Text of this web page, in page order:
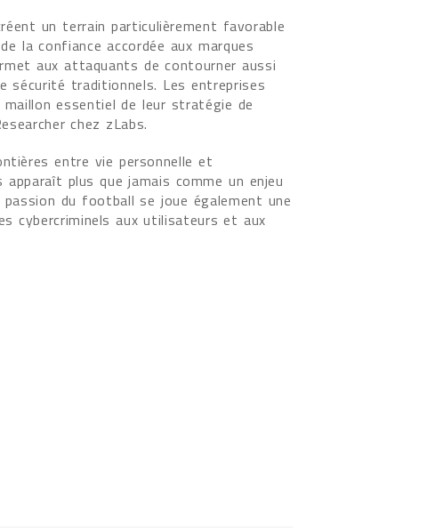
un terrain particulièrement favorable
la confiance accordée aux marques
aux attaquants de contourner aussi
sécurité traditionnels. Les entreprises
essentiel de leur stratégie de
chez zLabs.
entre vie personnelle et
plus que jamais comme un enjeu
passion du football se joue également une
cybercriminels aux utilisateurs et aux